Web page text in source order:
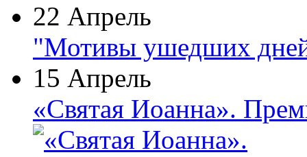
22 Апрель
"Мотивы ушедших
15 Апрель
«Святая Иоанна».